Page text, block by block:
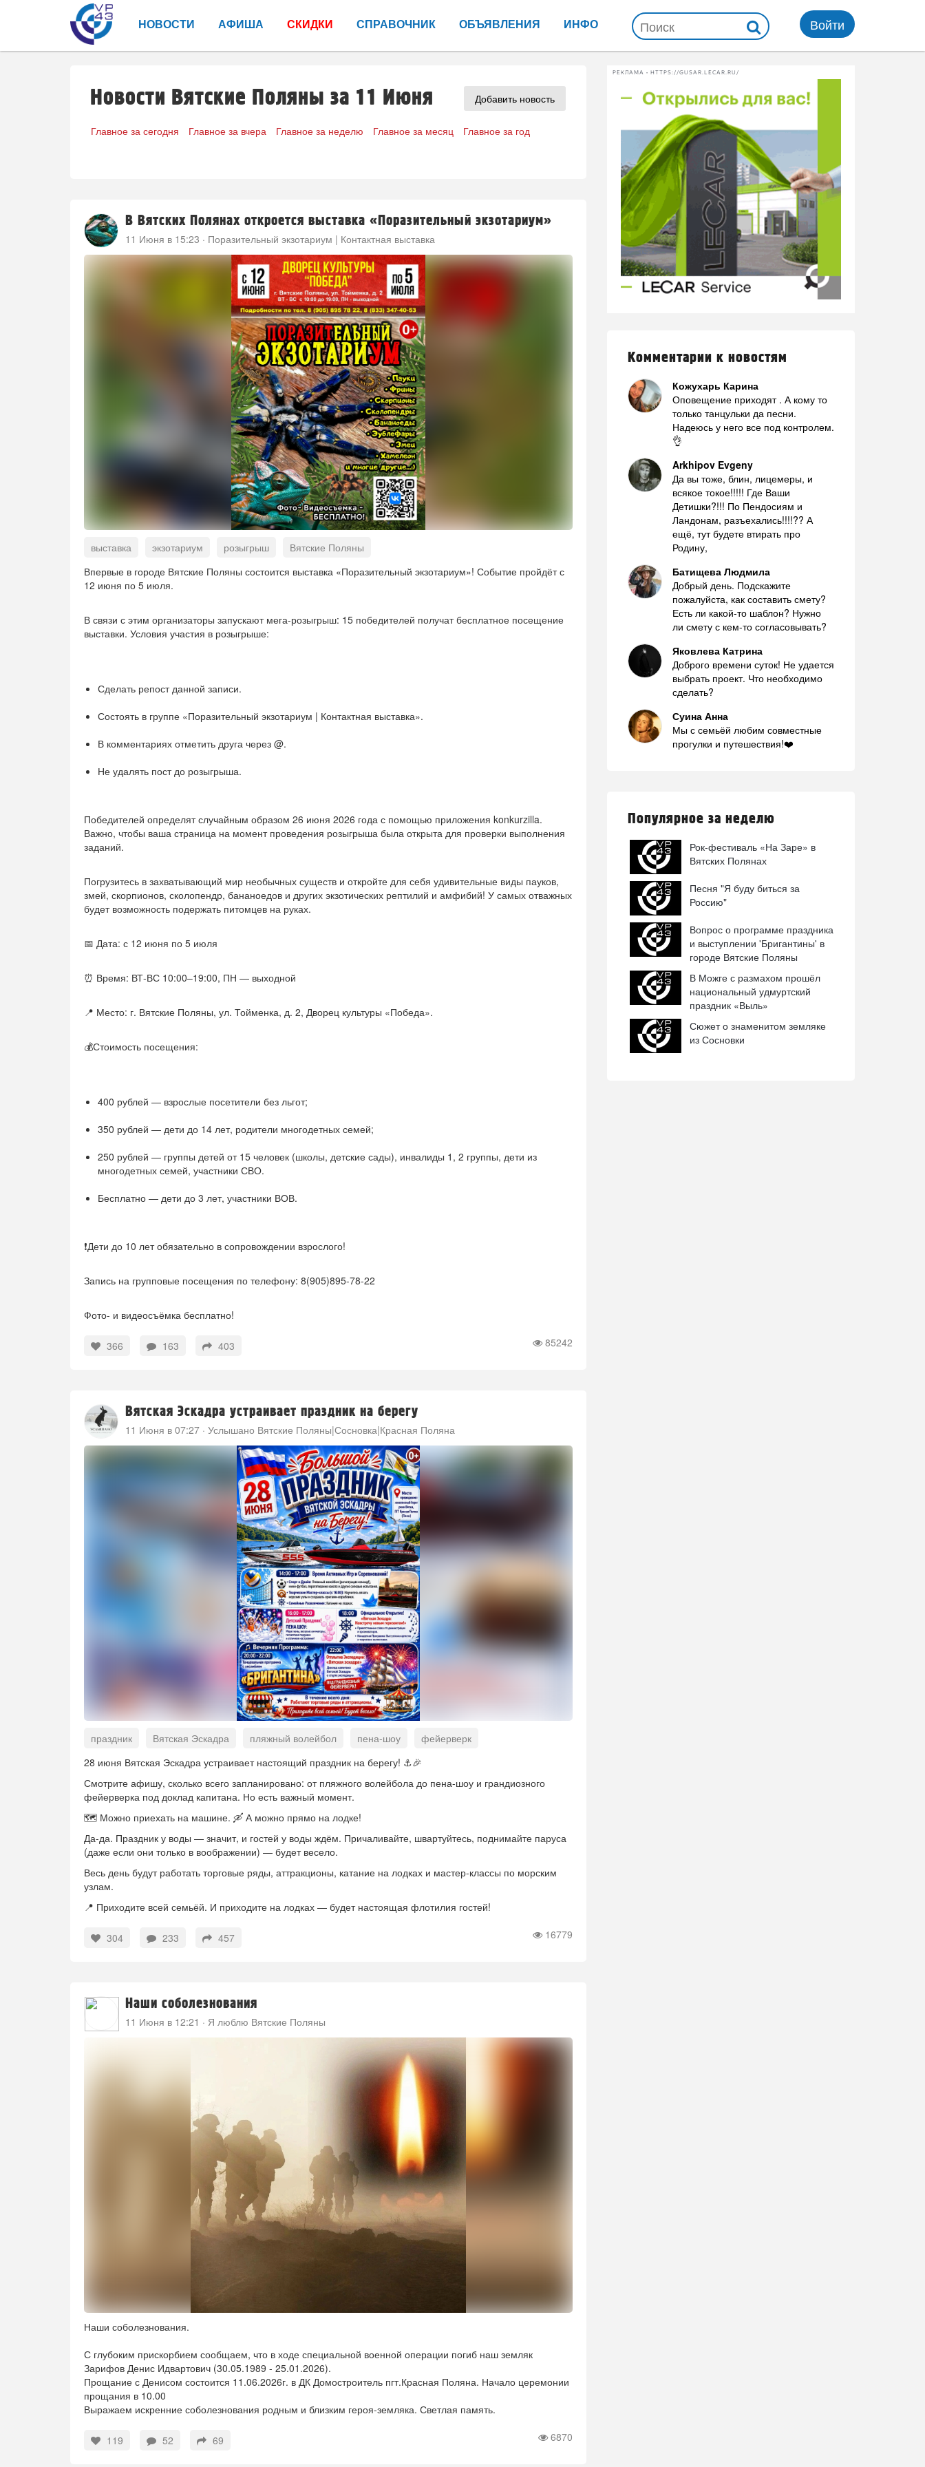
НОВОСТИ АФИША СКИДКИ СПРАВОЧНИК ОБЪЯВЛЕНИЯ ИНФО Войти
Добавить новость
Новости Вятские Поляны за 11 Июня
Главное за сегодня Главное за вчера Главное за неделю Главное за месяц Главное за год
В Вятских Полянах откроется выставка «Поразительный экзотариум»
11 Июня в 15:23 · Поразительный экзотариум | Контактная выставка
выставка экзотариум розыгрыш
Вятские Поляны
Впервые в городе Вятские Поляны состоится выставка «Поразительный экзотариум»! Событие пройдёт с
12 июня по 5 июля.
В связи с этим организаторы запускают мега-розыгрыш: 15 победителей получат бесплатное посещение
выставки. Условия участия в розыгрыше:
Сделать репост данной записи.
Состоять в группе «Поразительный экзотариум | Контактная выставка».
В комментариях отметить друга через @.
Не удалять пост до розыгрыша.
Победителей определят случайным образом 26 июня 2026 года с помощью приложения konkurzilla.
Важно, чтобы ваша страница на момент проведения розыгрыша была открыта для проверки выполнения
заданий.
Погрузитесь в захватывающий мир необычных существ и откройте для себя удивительные виды пауков,
змей, скорпионов, сколопендр, бананоедов и других экзотических рептилий и амфибий! У самых отважных
будет возможность подержать питомцев на руках.
📅 Дата: с 12 июня по 5 июля
⏰ Время: ВТ-ВС 10:00–19:00, ПН — выходной
📍 Место: г. Вятские Поляны, ул. Тойменка, д. 2, Дворец культуры «Победа».
💰Стоимость посещения:
400 рублей — взрослые посетители без льгот;
350 рублей — дети до 14 лет, родители многодетных семей;
250 рублей — группы детей от 15 человек (школы, детские сады), инвалиды 1, 2 группы, дети из
многодетных семей, участники СВО.
Бесплатно — дети до 3 лет, участники ВОВ.
❗Дети до 10 лет обязательно в сопровождении взрослого!
Запись на групповые посещения по телефону: 8(905)895-78-22
Фото- и видеосъёмка бесплатно!
85242
366 163 403
Вятская Эскадра устраивает праздник на берегу
11 Июня в 07:27 · Услышано Вятские Поляны|Сосновка|Красная Поляна
праздник Вятская Эскадра пляжный волейбол пена-шоу
фейерверк
торговые ряды
аттракционы катание на лодках мастер-классы
28 июня Вятская Эскадра устраивает настоящий праздник на берегу! ⚓🎉
Смотрите афишу, сколько всего запланировано: от пляжного волейбола до пена-шоу и грандиозного
фейерверка под доклад капитана. Но есть важный момент.
🗺️ Можно приехать на машине. 🛶 А можно прямо на лодке!
Да-да. Праздник у воды — значит, и гостей у воды ждём. Причаливайте, швартуйтесь, поднимайте паруса
(даже если они только в воображении) — будет весело.
Весь день будут работать торговые ряды, аттракционы, катание на лодках и мастер-классы по морским
узлам.
📍 Приходите всей семьёй. И приходите на лодках — будет настоящая флотилия гостей!
16779
304 233 457
Наши соболезнования
11 Июня в 12:21 · Я люблю Вятские Поляны
Наши соболезнования.
С глубоким прискорбием сообщаем, что в ходе специальной военной операции погиб наш земляк
Зарифов Денис Идвартович (30.05.1989 - 25.01.2026).
Прощание с Денисом состоится 11.06.2026г. в ДК Домостроитель пгт.Красная Поляна. Начало церемонии
прощания в 10.00
Выражаем искренние соболезнования родным и близким героя-земляка. Светлая память.
6870
119 52 69
РЕКЛАМА • HTTPS://GUSAR.LECAR.RU/
Комментарии к новостям
Кожухарь Карина
Оповещение приходят . А кому то
только танцульки да песни.
Надеюсь у него все под контролем.
👌
Arkhipov Evgeny
Да вы тоже, блин, лицемеры, и
всякое токое!!!!! Где Ваши
Детишки?!!! По Пендосиям и
Ландонам, разъехались!!!!?? А
ещё, тут будете втирать про
Родину,
Батищева Людмила
Добрый день. Подскажите
пожалуйста, как составить смету?
Есть ли какой-то шаблон? Нужно
ли смету с кем-то согласовывать?
Яковлева Катрина
Доброго времени суток! Не удается
выбрать проект. Что необходимо
сделать?
Суина Анна
Мы с семьёй любим совместные
прогулки и путешествия!❤️
Популярное за неделю
Рок-фестиваль «На Заре» в
Вятских Полянах
Песня "Я буду биться за
Россию"
Вопрос о программе праздника
и выступлении 'Бригантины' в
городе Вятские Поляны
В Можге с размахом прошёл
национальный удмуртский
праздник «Выль»
Сюжет о знаменитом земляке
из Сосновки